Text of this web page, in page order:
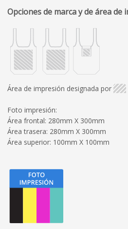
Opciones de marca y de área de
Área de impresión designada por
Foto impresión:
Área frontal: 280mm X 300mm
Área trasera: 280mm X 300mm
Área superior: 100mm X 100mm